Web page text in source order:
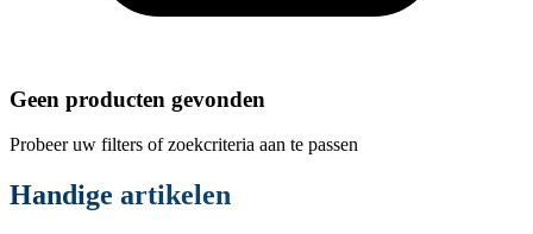
Geen producten gevonden
Probeer uw filters of zoekcriteria aan te passen
Handige artikelen